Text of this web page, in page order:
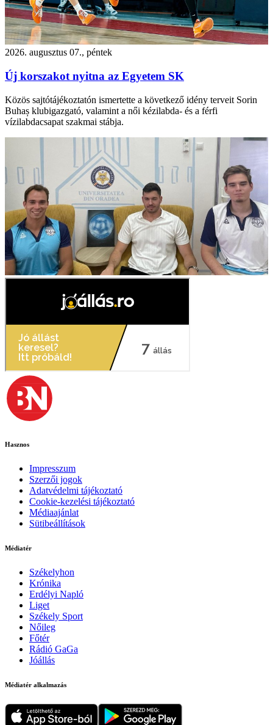
2026. augusztus 07., péntek
Új korszakot nyitna az Egyetem SK
Közös sajtótájékoztatón ismertette a következő idény terveit Sorin
Buhaș klubigazgató, valamint a női kézilabda- és a férfi
vízilabdacsapat szakmai stábja.
Hasznos
Impresszum
Szerzői jogok
Adatvédelmi tájékoztató
Cookie-kezelési tájékoztató
Médiaajánlat
Sütibeállítások
Médiatér
Székelyhon
Krónika
Erdélyi Napló
Liget
Székely Sport
Nőileg
Főtér
Rádió GaGa
Jóállás
Médiatér alkalmazás